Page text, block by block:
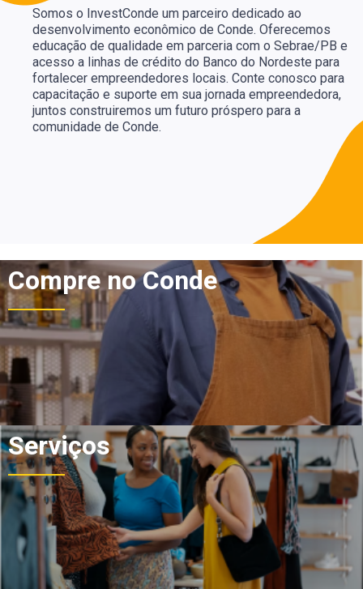
Somos o InvestConde um parceiro dedicado ao
desenvolvimento econômico de Conde. Oferecemos
educação de qualidade em parceria com o Sebrae/PB e
acesso a linhas de crédito do Banco do Nordeste para
fortalecer empreendedores locais. Conte conosco para
capacitação e suporte em sua jornada empreendedora,
juntos construiremos um futuro próspero para a
comunidade de Conde.
Compre no Conde
Serviços